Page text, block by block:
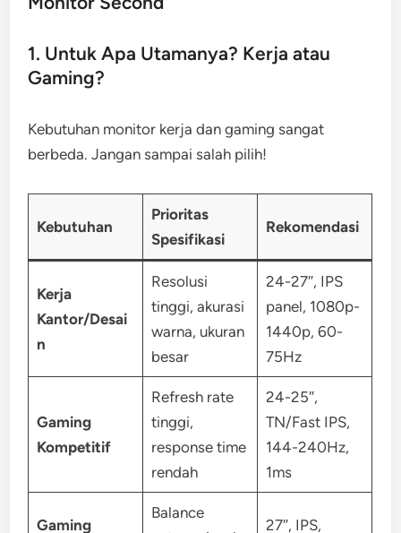
1. Untuk Apa Utamanya? Kerja atau
Gaming?
Kebutuhan monitor kerja dan gaming sangat
berbeda. Jangan sampai salah pilih!
Kebutuhan
Prioritas
Spesifikasi
Rekomendasi
Kerja
Kantor/Desai
n
Resolusi
tinggi, akurasi
warna, ukuran
besar
24-27″, IPS
panel, 1080p-
1440p, 60-
75Hz
Gaming
Kompetitif
Refresh rate
tinggi,
response time
rendah
24-25″,
TN/Fast IPS,
144-240Hz,
1ms
Gaming
Balance
27″, IPS,